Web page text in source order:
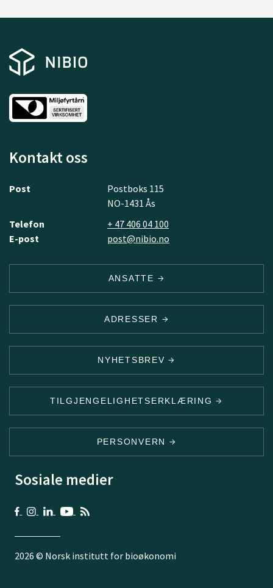
Kontakt oss
Post
Postboks 115
NO-1431 Ås
Telefon
+ 47 406 04 100
E-post
post@nibio.no
ANSATTE
ADRESSER
NYHETSBREV
TILGJENGELIGHETSERKLÆRING
PERSONVERN
Sosiale medier
2026 © Norsk institutt for bioøkonomi